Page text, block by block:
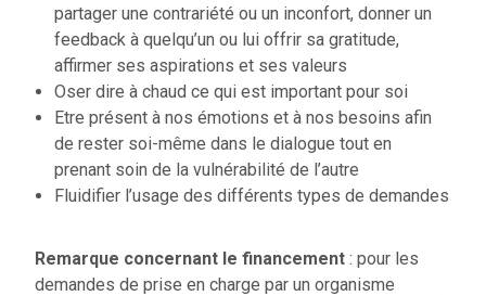
partager une contrariété ou un inconfort, donner un
feedback à quelqu’un ou lui offrir sa gratitude,
affirmer ses aspirations et ses valeurs
Oser dire à chaud ce qui est important pour soi
Etre présent à nos émotions et à nos besoins afin
de rester soi-même dans le dialogue tout en
prenant soin de la vulnérabilité de l’autre
Fluidifier l’usage des différents types de demandes
Remarque concernant le financement : pour les
demandes de prise en charge par un organisme